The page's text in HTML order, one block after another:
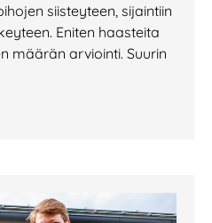
siisteyteen, sijaintiin
Eniten haasteita
määrän arviointi. Suurin